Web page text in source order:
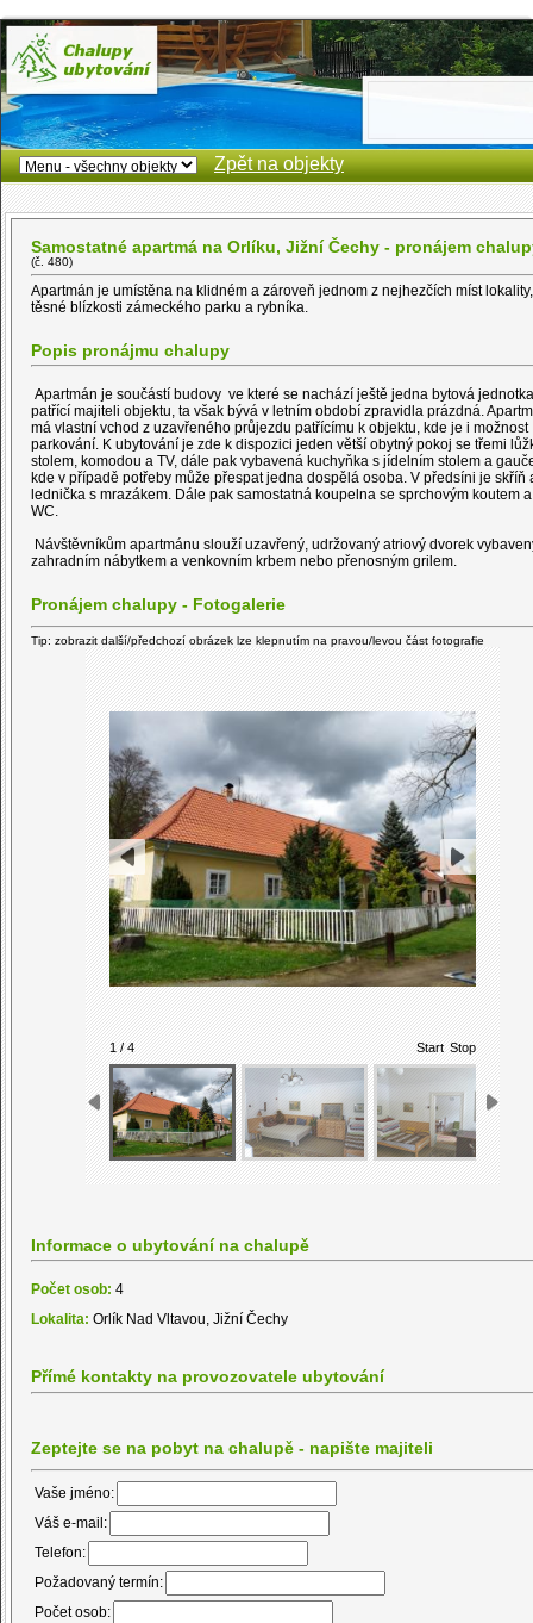
Zpět na objekty
Samostatné apartmá na Orlíku, Jižní Čechy - pronájem
(č. 480)
Apartmán je umístěna na klidném a zároveň jednom z nejhezčích míst
těsné blízkosti zámeckého parku a rybníka.
Popis pronájmu chalupy
Apartmán je součástí budovy ve které se nachází ještě jedna bytová
patřící majiteli objektu, ta však bývá v letním období zpravidla prázdná.
má vlastní vchod z uzavřeného průjezdu patřícímu k objektu, kde je i možnost
parkování. K ubytování je zde k dispozici jeden větší obytný pokoj se třemi
stolem, komodou a TV, dále pak vybavená kuchyňka s jídelním stolem a
kde v případě potřeby může přespat jedna dospělá osoba. V předsíni je skříň
lednička s mrazákem. Dále pak samostatná koupelna se sprchovým koutem a
WC.
Návštěvníkům apartmánu slouží uzavřený, udržovaný atriový dvorek
zahradním nábytkem a venkovním krbem nebo přenosným grilem.
Pronájem chalupy - Fotogalerie
Tip: zobrazit další/předchozí obrázek lze klepnutím na pravou/levou část fotografie
1 / 4 Start Stop
Informace o ubytování na chalupě
Počet osob: 4
Lokalita: Orlík Nad Vltavou, Jižní Čechy
Přímé kontakty na provozovatele ubytování
Zeptejte se na pobyt na chalupě - napište majiteli
Vaše jméno:
Váš e-mail:
Telefon:
Požadovaný termín:
Počet osob: